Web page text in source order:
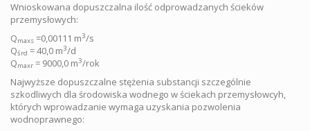
Wnioskowana dopuszczalna ilość odprowadzanych ścieków
przemysłowych:
Qmaxs =0,00111 m3/s
Qśrd = 40,0 m3/d
Qmaxr = 9000,0 m3/rok
Najwyższe dopuszczalne stężenia substancji szczególnie
szkodliwych dla środowiska wodnego w ściekach przemysłowcyh,
których wprowadzanie wymaga uzyskania pozwolenia
wodnoprawnego: